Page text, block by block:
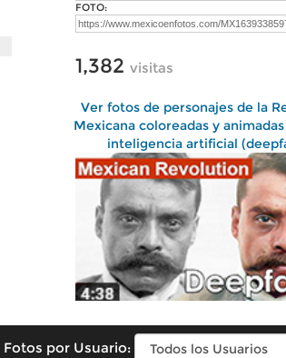
FOTO:
1,382 visitas
Ver fotos de personajes de la
Mexicana coloreadas y
inteligencia artificial
Fotos por Usuario: